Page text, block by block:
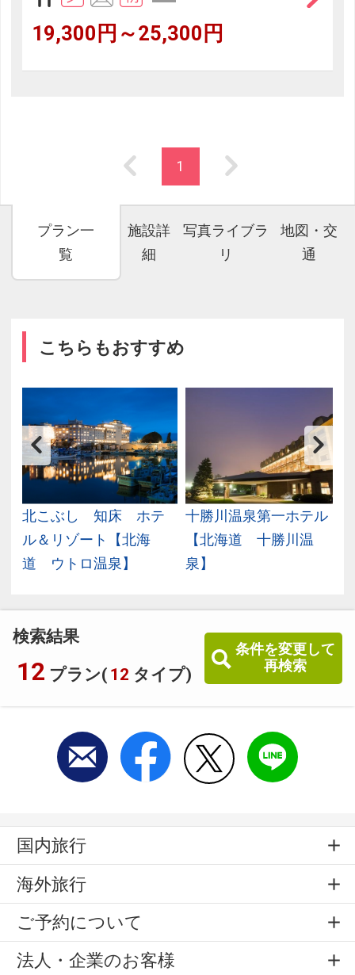
検索結果
12 プラン( 12 タイプ)
条件を変更して
再検索
19,300円～25,300円
1
プラン一
覧
施設詳
細
写真ライブラ
リ
地図・交
通
こちらもおすすめ
北こぶし 知床 ホテ
ル＆リゾート【北海
道 ウトロ温泉】
十勝川温泉第一ホテル
【北海道 十勝川温
泉】
国内旅行
海外旅行
ご予約について
法人・企業のお客様